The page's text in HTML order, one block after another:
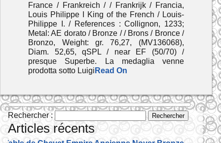
France / Frankreich / / Frankrijk / Francia,
Louis Philippe I King of the French / Louis-
Philippe I. / References : Collignon, 1233;
Metal: AE dorato / Bronze / / Brons / Bronce /
Bronzo, Weight: gr. 76,27, (MV136068),
Diam. 52,65, qSPL / near EF (50/70) /
presque Superbe. La medaglia venne
prodotta sotto Luigi Read On
Rechercher :
Articles récents